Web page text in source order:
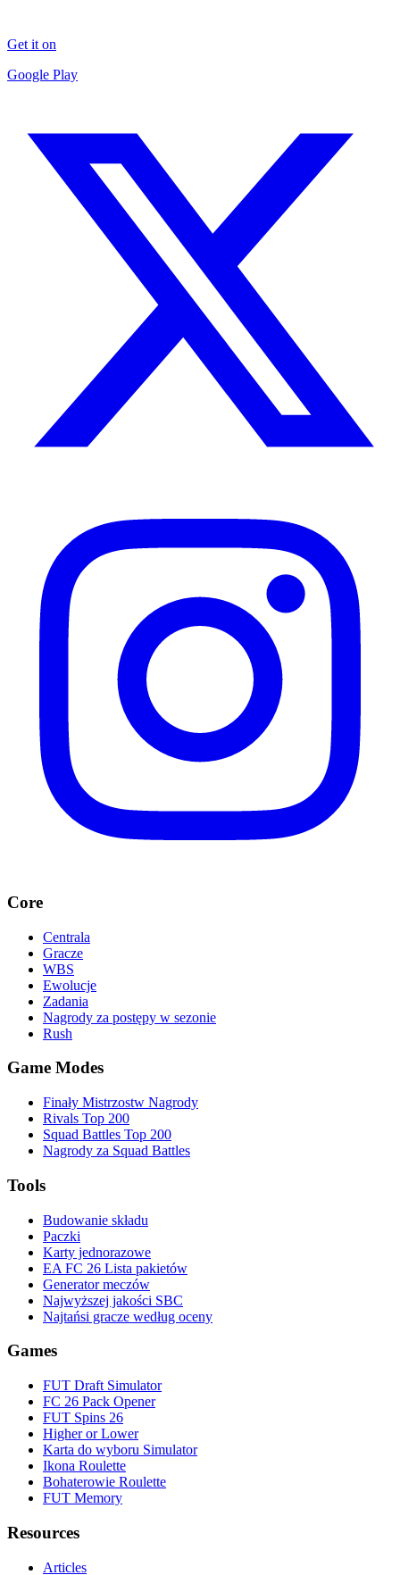
Get it on
Google Play
Core
Centrala
Gracze
WBS
Ewolucje
Zadania
Nagrody za postępy w sezonie
Rush
Game Modes
Finały Mistrzostw Nagrody
Rivals Top 200
Squad Battles Top 200
Nagrody za Squad Battles
Tools
Budowanie składu
Paczki
Karty jednorazowe
EA FC 26 Lista pakietów
Generator meczów
Najwyższej jakości SBC
Najtańsi gracze według oceny
Games
FUT Draft Simulator
FC 26 Pack Opener
FUT Spins 26
Higher or Lower
Karta do wyboru Simulator
Ikona Roulette
Bohaterowie Roulette
FUT Memory
Resources
Articles